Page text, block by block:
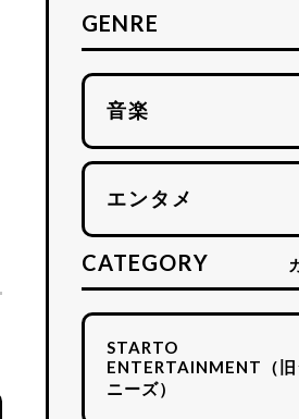
GENRE
音楽
エンタメ
CATEGORY
STARTO
ENTERTAINMENT（旧
ニーズ）